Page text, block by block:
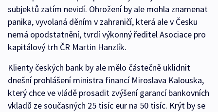
subjektů zatím nevidí. Ohrožení by ale mohla znamenat
panika, vyvolaná děním v zahraničí, která ale v Česku
nemá opodstatnění, tvrdí výkonný ředitel Asociace pro
kapitálový trh ČR Martin Hanzlík.
Klienty českých bank by ale mělo částečně uklidnit
dnešní prohlášení ministra financí Miroslava Kalouska,
který chce ve vládě prosadit zvýšení garancí bankovních
vkladů ze současných 25 tisíc eur na 50 tisíc. Krýt by se